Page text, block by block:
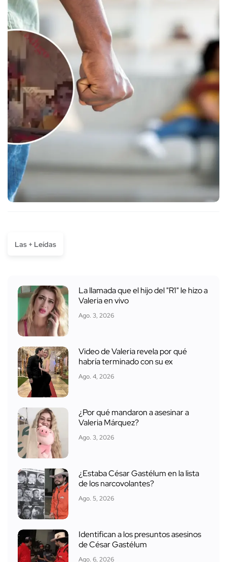
Las + Leídas
La llamada que el hijo del "R1" le hizo a
Valeria en vivo
Ago. 3, 2026
Video de Valeria revela por qué
habría terminado con su ex
Ago. 4, 2026
¿Por qué mandaron a asesinar a
Valeria Márquez?
Ago. 3, 2026
¿Estaba César Gastélum en la lista
de los narcovolantes?
Ago. 5, 2026
Identifican a los presuntos asesinos
de César Gastélum
Ago. 6, 2026